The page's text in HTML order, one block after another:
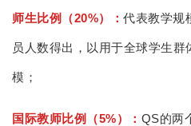
师生比例（20%）：代表教学规
员人数得出，以用于全球学生
模；
国际教师比例（5%）： QS的两